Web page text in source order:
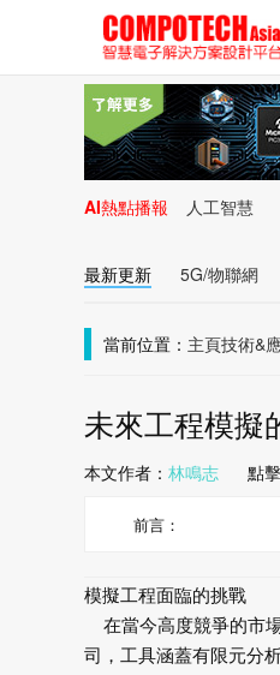
AI熱點播報 人工智慧
最新更新 5G/物聯網
當前位置： 主頁技術&
未來工程模擬
本文作者： 林鳴志點擊
前言：
模擬工程面臨的挑戰
在當今高度競爭的市
司，工具涵蓋有限元分